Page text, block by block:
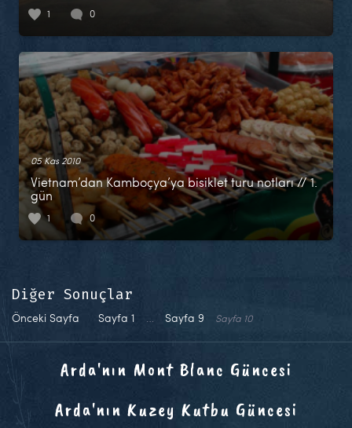
1 0
05 Kas 2010
Vietnam’dan Kamboçya’ya bisiklet turu notları // 1.
gün
1 0
Diğer Sonuçlar
Önceki Sayfa Sayfa 1 … Sayfa 9 Sayfa 10
Arda'nın Mont Blanc Güncesi
Arda'nın Kuzey Kutbu Güncesi